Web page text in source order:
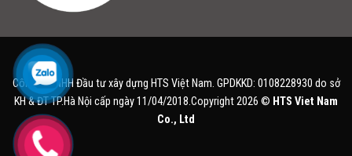
Công ty TNHH Đầu tư xây dựng HTS Việt Nam. GPDKKD: 0108228930 do sở
KH & ĐT TP.Hà Nội cấp ngày 11/04/2018.Copyright 2026 © HTS Viet Nam
Co., Ltd